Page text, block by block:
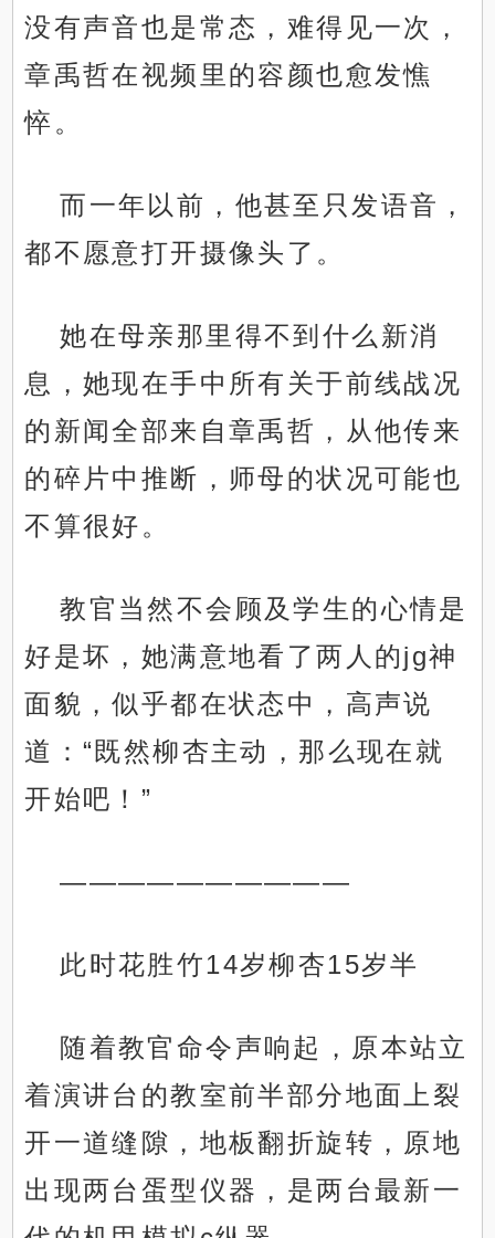
没有声音也是常态，难得见一次，
章禹哲在视频里的容颜也愈发憔
悴。
而一年以前，他甚至只发语音，
都不愿意打开摄像头了。
她在母亲那里得不到什么新消
息，她现在手中所有关于前线战况
的新闻全部来自章禹哲，从他传来
的碎片中推断，师母的状况可能也
不算很好。
教官当然不会顾及学生的心情是
好是坏，她满意地看了两人的jg神
面貌，似乎都在状态中，高声说
道：“既然柳杏主动，那么现在就
开始吧！”
——————————
此时花胜竹14岁柳杏15岁半
随着教官命令声响起，原本站立
着演讲台的教室前半部分地面上裂
开一道缝隙，地板翻折旋转，原地
出现两台蛋型仪器，是两台最新一